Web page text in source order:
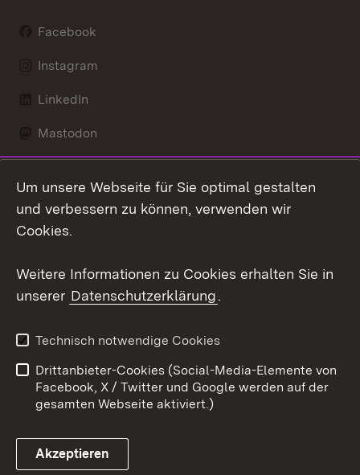
Facebook
Instagram
LinkedIn
Mastodon
X / Twitter
Youtube
Link zum Landesportal
Kontakt
Datenschutz
Barrierefreiheit
Impressum Cookies
Um unsere Webseite für Sie optimal gestalten
und verbessern zu können, verwenden wir
Cookies.
Weitere Informationen zu Cookies erhalten Sie in
unserer Datenschutzerklärung.
Technisch notwendige Cookies
Drittanbieter-Cookies (Social-Media-Elemente von
Facebook, X / Twitter und Google werden auf der
gesamten Webseite aktiviert.)
Akzeptieren